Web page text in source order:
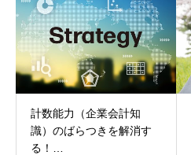
計数能力（企業会計知
識）のばらつきを解消す
る！…